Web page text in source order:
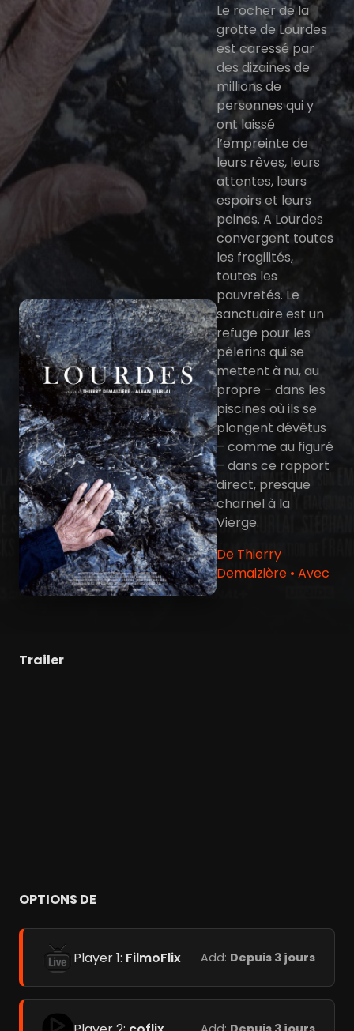
Le rocher de la
grotte de Lourdes
est caressé par
des dizaines de
millions de
personnes qui y
ont laissé
l’empreinte de
leurs rêves, leurs
attentes, leurs
espoirs et leurs
peines. A Lourdes
convergent toutes
les fragilités,
toutes les
pauvretés. Le
sanctuaire est un
refuge pour les
pèlerins qui se
mettent à nu, au
propre – dans les
piscines où ils se
plongent dévêtus
– comme au figuré
– dans ce rapport
direct, presque
charnel à la
Vierge.
De Thierry
Demaizière • Avec
Trailer
OPTIONS DE
Player 1: FilmoFlix Add: Depuis 3 jours